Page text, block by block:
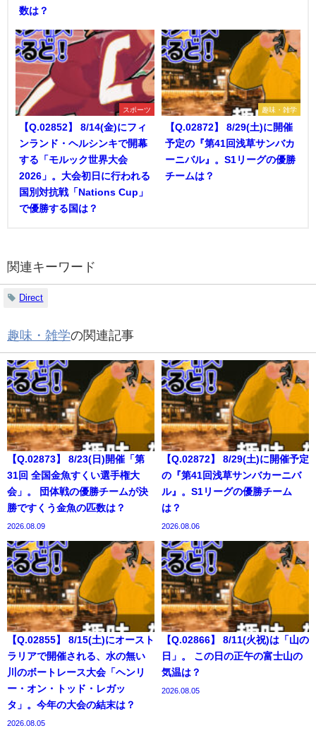
数は？
スポーツ
【Q.02852】 8/14(金)にフィ
ンランド・ヘルシンキで開幕
する「モルック世界大会
2026」。大会初日に行われる
国別対抗戦「Nations Cup」
で優勝する国は？
趣味・雑学
【Q.02872】 8/29(土)に開催
予定の『第41回浅草サンバカ
ーニバル』。S1リーグの優勝
チームは？
関連キーワード
Direct
趣味・雑学の関連記事
【Q.02873】 8/23(日)開催「第
31回 全国金魚すくい選手権大
会」。 団体戦の優勝チームが決
勝ですくう金魚の匹数は？
2026.08.09
【Q.02872】 8/29(土)に開催予定
の『第41回浅草サンバカーニバ
ル』。S1リーグの優勝チーム
は？
2026.08.06
【Q.02855】 8/15(土)にオースト
ラリアで開催される、水の無い
川のボートレース大会「ヘンリ
ー・オン・トッド・レガッ
タ」。今年の大会の結末は？
2026.08.05
【Q.02866】 8/11(火祝)は「山の
日」。 この日の正午の富士山の
気温は？
2026.08.05